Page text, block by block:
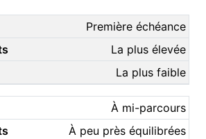
Première échéance
La plus élevée
La plus faible
À mi-parcours
À peu près équilibrées